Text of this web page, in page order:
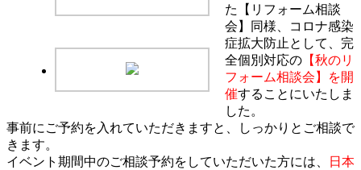
た【リフォーム相談
会】同様、コロナ感染
症拡大防止として、完
全個別対応の 【秋のリ
フォーム相談会】を開
催することにいたしま
した。
事前にご予約を入れていただきますと、しっかりとご相談で
きます。
イベント期間中のご相談予約をしていただいた方には、
日本